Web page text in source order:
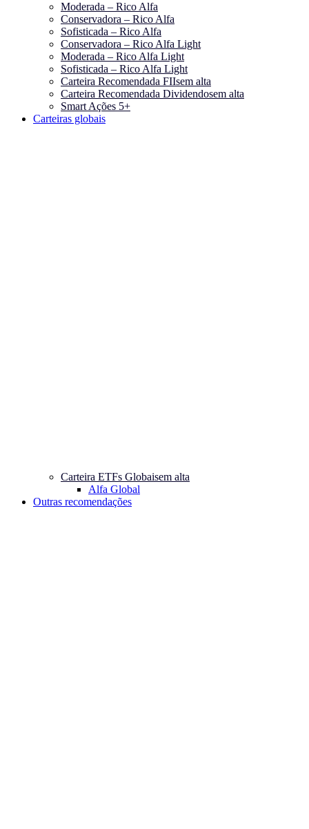
Moderada – Rico Alfa
Conservadora – Rico Alfa
Sofisticada – Rico Alfa
Conservadora – Rico Alfa Light
Moderada – Rico Alfa Light
Sofisticada – Rico Alfa Light
Carteira Recomendada FIIsem alta
Carteira Recomendada Dividendosem alta
Smart Ações 5+
Carteiras globais
Carteira ETFs Globaisem alta
Alfa Global
Outras recomendações